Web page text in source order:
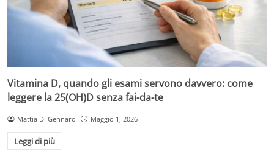
Vitamina D, quando gli esami servono davvero: come
leggere la 25(OH)D senza fai-da-te
Mattia Di Gennaro Maggio 1, 2026
Leggi di più